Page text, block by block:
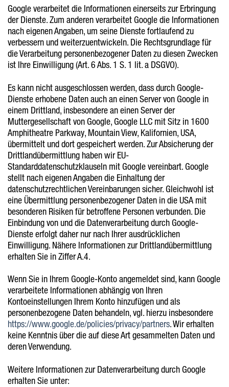
Google verarbeitet die Informationen einerseits zur Erbringung
der Dienste. Zum anderen verarbeitet Google die Informationen
nach eigenen Angaben, um seine Dienste fortlaufend zu
verbessern und weiterzuentwickeln. Die Rechtsgrundlage für
die Verarbeitung personenbezogener Daten zu diesen Zwecken
ist Ihre Einwilligung (Art. 6 Abs. 1 S. 1 lit. a DSGVO).
Es kann nicht ausgeschlossen werden, dass durch Google-
Dienste erhobene Daten auch an einen Server von Google in
einem Drittland, insbesondere an einen Server der
Muttergesellschaft von Google, Google LLC mit Sitz in 1600
Amphitheatre Parkway, Mountain View, Kalifornien, USA,
übermittelt und dort gespeichert werden. Zur Absicherung der
Drittlandübermittlung haben wir EU-
Standarddatenschutzklauseln mit Google vereinbart. Google
stellt nach eigenen Angaben die Einhaltung der
datenschutzrechtlichen Vereinbarungen sicher. Gleichwohl ist
eine Übermittlung personenbezogener Daten in die USA mit
besonderen Risiken für betroffene Personen verbunden. Die
Einbindung von und die Datenverarbeitung durch Google-
Dienste erfolgt daher nur nach Ihrer ausdrücklichen
Einwilligung. Nähere Informationen zur Drittlandübermittlung
erhalten Sie in Ziffer A.4.
Wenn Sie in Ihrem Google-Konto angemeldet sind, kann Google
verarbeitete Informationen abhängig von Ihren
Kontoeinstellungen Ihrem Konto hinzufügen und als
personenbezogene Daten behandeln, vgl. hierzu insbesondere
https://www.google.de/policies/privacy/partners. Wir erhalten
keine Kenntnis über die auf diese Art gesammelten Daten und
deren Verwendung.
Weitere Informationen zur Datenverarbeitung durch Google
erhalten Sie unter: